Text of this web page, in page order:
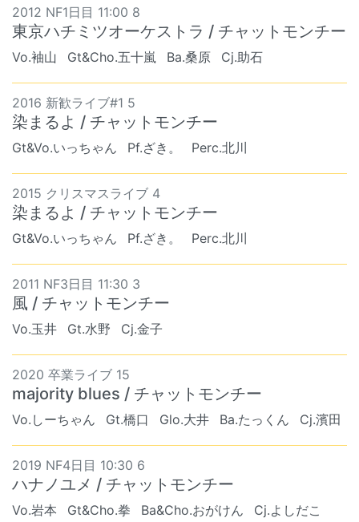
2012 NF1日目 11:00 8
東京ハチミツオーケストラ / チャットモンチー
Vo.袖山 Gt&Cho.五十嵐 Ba.桑原 Cj.助石
2016 新歓ライブ#1 5
染まるよ / チャットモンチー
Gt&Vo.いっちゃん Pf.ざき。 Perc.北川
2015 クリスマスライブ 4
染まるよ / チャットモンチー
Gt&Vo.いっちゃん Pf.ざき。 Perc.北川
2011 NF3日目 11:30 3
風 / チャットモンチー
Vo.玉井 Gt.水野 Cj.金子
2020 卒業ライブ 15
majority blues / チャットモンチー
Vo.しーちゃん Gt.橋口 Glo.大井 Ba.たっくん Cj.濱田
2019 NF4日目 10:30 6
ハナノユメ / チャットモンチー
Vo.岩本 Gt&Cho.拳 Ba&Cho.おがけん Cj.よしだこ